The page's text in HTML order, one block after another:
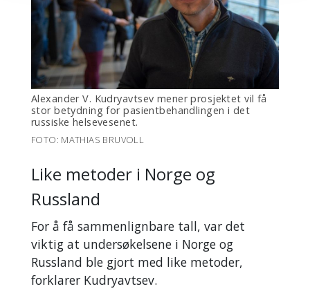
Alexander V. Kudryavtsev mener prosjektet vil få
stor betydning for pasientbehandlingen i det
russiske helsevesenet.
FOTO: MATHIAS BRUVOLL
Like metoder i Norge og
Russland
For å få sammenlignbare tall, var det
viktig at undersøkelsene i Norge og
Russland ble gjort med like metoder,
forklarer Kudryavtsev.